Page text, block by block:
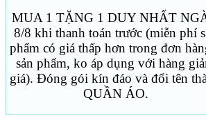
MUA 1 TẶNG 1 DUY NHẤT
8/8 khi thanh toán trước (miễn phí
phẩm có giá thấp hơn trong đơn
sản phẩm, ko áp dụng với hàng
giá). Đóng gói kín đáo và đổi tên
QUẦN ÁO.